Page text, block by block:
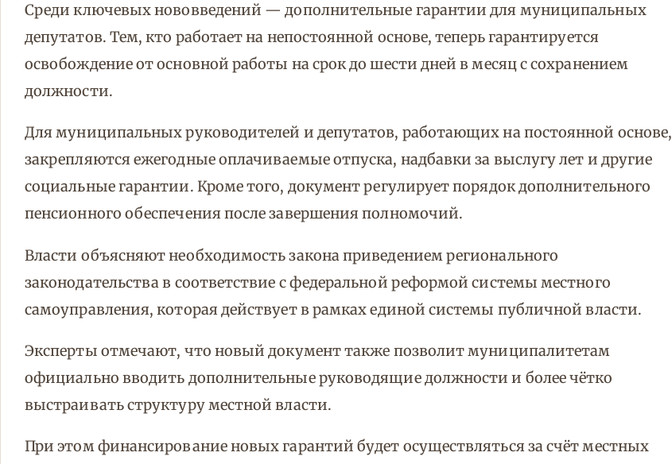
Среди ключевых нововведений — дополнительные гарантии для муниципальных
депутатов. Тем, кто работает на непостоянной основе, теперь гарантируется
освобождение от основной работы на срок до шести дней в месяц с сохранением
должности.
Для муниципальных руководителей и депутатов, работающих на постоянной основе,
закрепляются ежегодные оплачиваемые отпуска, надбавки за выслугу лет и другие
социальные гарантии. Кроме того, документ регулирует порядок дополнительного
пенсионного обеспечения после завершения полномочий.
Власти объясняют необходимость закона приведением регионального
законодательства в соответствие с федеральной реформой системы местного
самоуправления, которая действует в рамках единой системы публичной власти.
Эксперты отмечают, что новый документ также позволит муниципалитетам
официально вводить дополнительные руководящие должности и более чётко
выстраивать структуру местной власти.
При этом финансирование новых гарантий будет осуществляться за счёт местных